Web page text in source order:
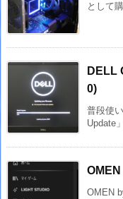
として
DELL
0)
普段使
Update
OMEN